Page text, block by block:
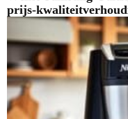
prijs-